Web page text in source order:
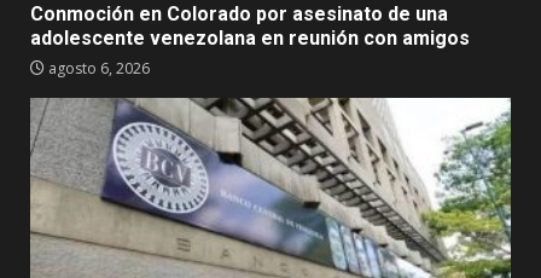
Conmoción en Colorado por asesinato de una
adolescente venezolana en reunión con amigos
agosto 6, 2026